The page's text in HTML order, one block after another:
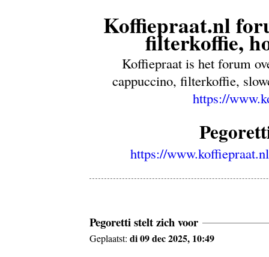
Koffiepraat.nl
filterkoffie,
Koffiepraat is het forum
cappuccino, filterkoffie,
https://
https://
Pegoretti stelt zich voor
Geplaatst:di 09 dec 2025, 10:49